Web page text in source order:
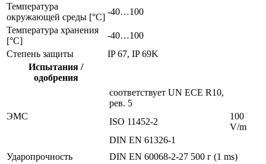
Температура
окружающей среды [°C]
-40…100
Температура хранения
[°C]
-40…100
Степень защиты
IP 67, IP 69K
Испытания /
одобрения
ЭMC
соответствует UN ECE R10,
рев. 5
ISO 11452-2
100
V/m
DIN EN 61326-1
Ударопрочность
DIN EN 60068-2-27 500 г (1 ms)